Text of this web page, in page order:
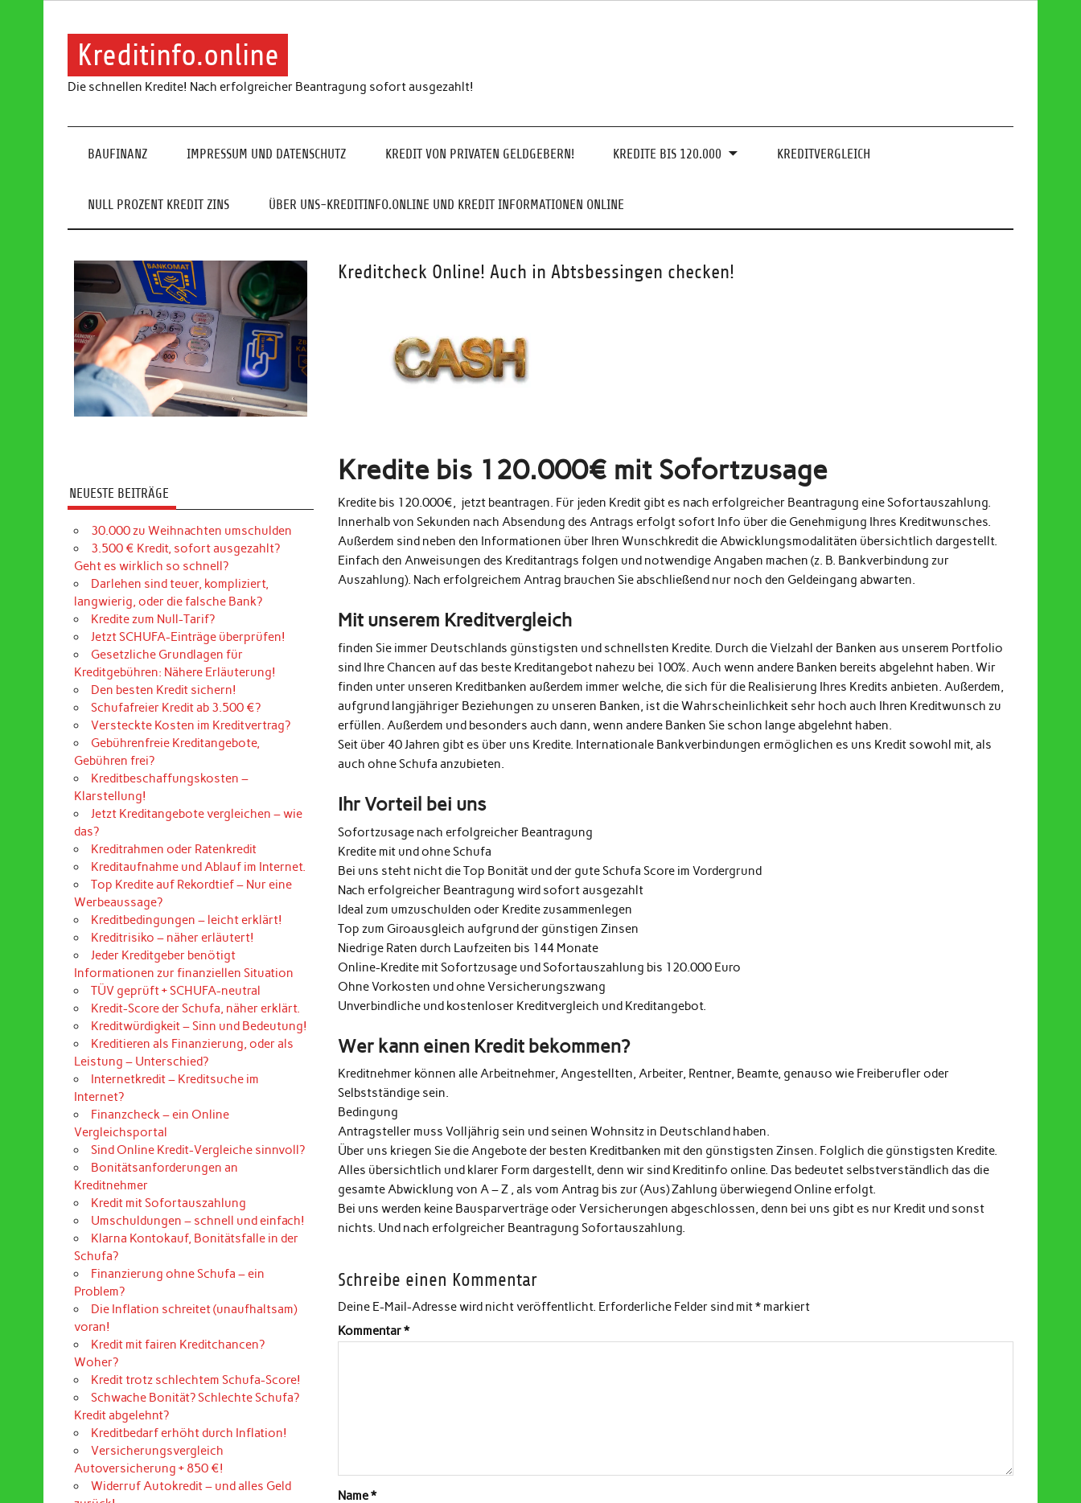
Kreditinfo.online
Die schnellen Kredite! Nach erfolgreicher Beantragung sofort ausgezahlt!
BAUFINANZ IMPRESSUM UND DATENSCHUTZ KREDIT VON PRIVATEN GELDGEBERN! KREDITE BIS 120.000 KREDITVERGLEICH
NULL PROZENT KREDIT ZINS ÜBER UNS-KREDITINFO.ONLINE UND KREDIT INFORMATIONEN ONLINE
Kreditcheck Online! Auch in Abtsbessingen checken!
Kredite bis 120.000€ mit Sofortzusage
Kredite bis 120.000€, jetzt beantragen. Für jeden Kredit gibt es nach erfolgreicher Beantragung eine Sofortauszahlung.
Innerhalb von Sekunden nach Absendung des Antrags erfolgt sofort Info über die Genehmigung Ihres Kreditwunsches.
Außerdem sind neben den Informationen über Ihren Wunschkredit die Abwicklungsmodalitäten übersichtlich dargestellt.
Einfach den Anweisungen des Kreditantrags folgen und notwendige Angaben machen (z. B. Bankverbindung zur
Auszahlung). Nach erfolgreichem Antrag brauchen Sie abschließend nur noch den Geldeingang abwarten.
Mit unserem Kreditvergleich
finden Sie immer Deutschlands günstigsten und schnellsten Kredite. Durch die Vielzahl der Banken aus unserem Portfolio
sind Ihre Chancen auf das beste Kreditangebot nahezu bei 100%. Auch wenn andere Banken bereits abgelehnt haben. Wir
finden unter unseren Kreditbanken außerdem immer welche, die sich für die Realisierung Ihres Kredits anbieten. Außerdem,
aufgrund langjähriger Beziehungen zu unseren Banken, ist die Wahrscheinlichkeit sehr hoch auch Ihren Kreditwunsch zu
erfüllen. Außerdem und besonders auch dann, wenn andere Banken Sie schon lange abgelehnt haben.
Seit über 40 Jahren gibt es über uns Kredite. Internationale Bankverbindungen ermöglichen es uns Kredit sowohl mit, als
auch ohne Schufa anzubieten.
Ihr Vorteil bei uns
Sofortzusage nach erfolgreicher Beantragung
Kredite mit und ohne Schufa
Bei uns steht nicht die Top Bonität und der gute Schufa Score im Vordergrund
Nach erfolgreicher Beantragung wird sofort ausgezahlt
Ideal zum umzuschulden oder Kredite zusammenlegen
Top zum Giroausgleich aufgrund der günstigen Zinsen
Niedrige Raten durch Laufzeiten bis 144 Monate
Online-Kredite mit Sofortzusage und Sofortauszahlung bis 120.000 Euro
Ohne Vorkosten und ohne Versicherungszwang
Unverbindliche und kostenloser Kreditvergleich und Kreditangebot.
Wer kann einen Kredit bekommen?
Kreditnehmer können alle Arbeitnehmer, Angestellten, Arbeiter, Rentner, Beamte, genauso wie Freiberufler oder
Selbstständige sein.
Bedingung
Antragsteller muss Volljährig sein und seinen Wohnsitz in Deutschland haben.
Über uns kriegen Sie die Angebote der besten Kreditbanken mit den günstigsten Zinsen. Folglich die günstigsten Kredite.
Alles übersichtlich und klarer Form dargestellt, denn wir sind Kreditinfo online. Das bedeutet selbstverständlich das die
gesamte Abwicklung von A – Z , als vom Antrag bis zur (Aus) Zahlung überwiegend Online erfolgt.
Bei uns werden keine Bausparverträge oder Versicherungen abgeschlossen, denn bei uns gibt es nur Kredit und sonst
nichts. Und nach erfolgreicher Beantragung Sofortauszahlung.
Schreibe einen Kommentar
Deine E-Mail-Adresse wird nicht veröffentlicht. Erforderliche Felder sind mit* markiert
Kommentar*
Name*
NEUESTE BEITRÄGE
30.000 zu Weihnachten umschulden
3.500 € Kredit, sofort ausgezahlt?
Geht es wirklich so schnell?
Darlehen sind teuer, kompliziert,
langwierig, oder die falsche Bank?
Kredite zum Null-Tarif?
Jetzt SCHUFA-Einträge überprüfen!
Gesetzliche Grundlagen für
Kreditgebühren: Nähere Erläuterung!
Den besten Kredit sichern!
Schufafreier Kredit ab 3.500 €?
Versteckte Kosten im Kreditvertrag?
Gebührenfreie Kreditangebote,
Gebühren frei?
Kreditbeschaffungskosten –
Klarstellung!
Jetzt Kreditangebote vergleichen – wie
das?
Kreditrahmen oder Ratenkredit
Kreditaufnahme und Ablauf im Internet.
Top Kredite auf Rekordtief – Nur eine
Werbeaussage?
Kreditbedingungen – leicht erklärt!
Kreditrisiko – näher erläutert!
Jeder Kreditgeber benötigt
Informationen zur finanziellen Situation
TÜV geprüft + SCHUFA-neutral
Kredit-Score der Schufa, näher erklärt.
Kreditwürdigkeit – Sinn und Bedeutung!
Kreditieren als Finanzierung, oder als
Leistung – Unterschied?
Internetkredit – Kreditsuche im
Internet?
Finanzcheck – ein Online
Vergleichsportal
Sind Online Kredit-Vergleiche sinnvoll?
Bonitätsanforderungen an
Kreditnehmer
Kredit mit Sofortauszahlung
Umschuldungen – schnell und einfach!
Klarna Kontokauf, Bonitätsfalle in der
Schufa?
Finanzierung ohne Schufa – ein
Problem?
Die Inflation schreitet (unaufhaltsam)
voran!
Kredit mit fairen Kreditchancen?
Woher?
Kredit trotz schlechtem Schufa-Score!
Schwache Bonität? Schlechte Schufa?
Kredit abgelehnt?
Kreditbedarf erhöht durch Inflation!
Versicherungsvergleich
Autoversicherung + 850 €!
Widerruf Autokredit – und alles Geld